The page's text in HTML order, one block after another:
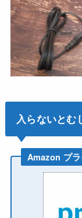
入らないとむ
Amazon プ